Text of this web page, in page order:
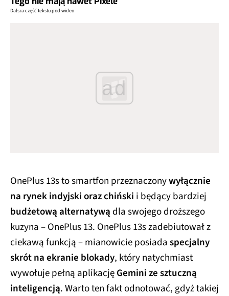
Dalsza część tekstu pod wideo
ad
OnePlus 13s to smartfon przeznaczonywyłącznie
na rynek indyjski oraz chiński i będący bardziej
budżetową alternatywą dla swojego droższego
kuzyna – OnePlus 13. OnePlus 13s zadebiutował z
ciekawą funkcją – mianowicie posiadaspecjalny
skrót na ekranie blokady, który natychmiast
wywołuje pełną aplikacjęGemini ze sztuczną
inteligencją. Warto ten fakt odnotować, gdyż takiej